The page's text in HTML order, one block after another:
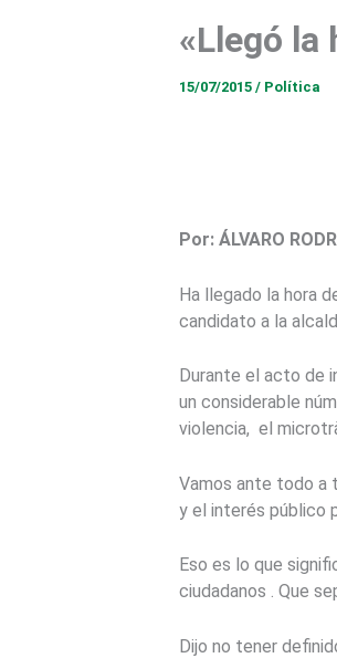
«Llegó la
15/07/2015 / Política
Por: ÁLVARO
Ha llegado la hora
candidato a la
Durante el acto de
un considerable
violencia, el
Vamos ante todo a
y el interés público
Eso es lo que
ciudadanos . Que
Dijo no tener